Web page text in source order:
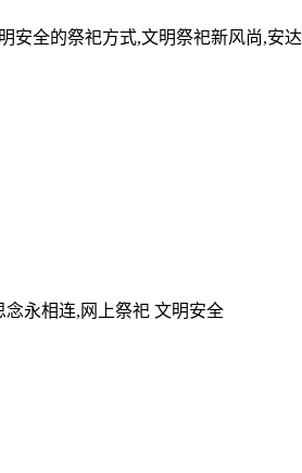
安全的祭祀方式,文明祭祀新风尚,
永相连,网上祭祀 文明安全